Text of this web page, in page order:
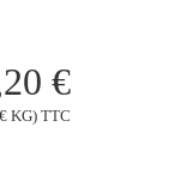
€
KG) TTC